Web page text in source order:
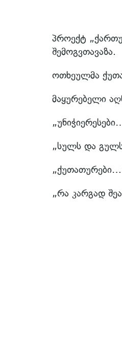
პროექტ
შემოგვთავაზა.
ოთხეულმა
მაყურებელი
„სულს და
„რა კარგად